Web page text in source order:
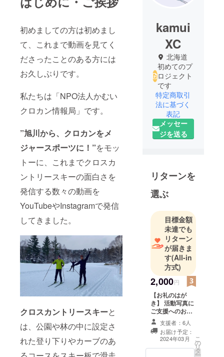
初めましての方は初めまし
て、これまで動画を見てく
ださったことのある方には
お久しぶりです。
私たちは「NPO法人かむい
クロカン情報局」です。
”旭川から、クロカンをメ
ジャースポーツに！”をモッ
トーに、これまでクロスカ
ントリースキーの面白さを
発信する数々の動画を
YouTubeやInstagramで発信
してきました。
クロスカントリースキーと
は、公園や林の中に設定さ
れた登り下りやカーブのあ
kamui
XC
北海道
初めてのプ
ロジェクト
です
特定商取引
法に基づく
表記
メッセー
ジを送る
リターンを
選ぶ
目標金額
未達でも
リターン
が届きま
す(All-in
方式)
2,000円
【お礼のはが
き】 活動写真に
ご支援へのお礼
の一言を添えて
お送りします。
支援者：6人
お届け予定：
2024年03月
こ
の
リ
タ
ー